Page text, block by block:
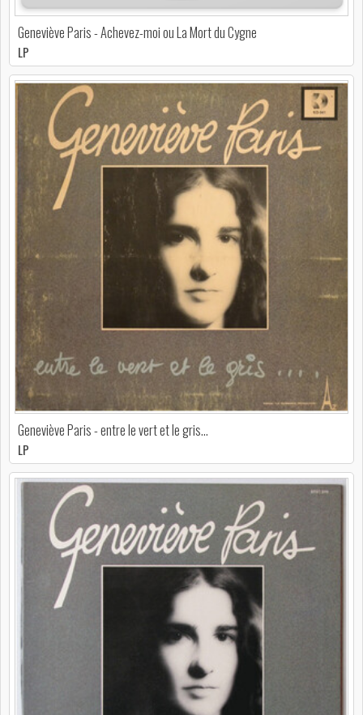
Geneviève Paris - Achevez-moi ou La Mort du Cygne
LP
Geneviève Paris - entre le vert et le gris...
LP